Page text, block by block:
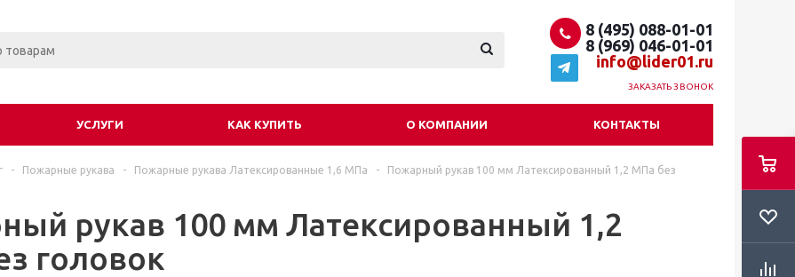
8 (495) 088-01-01
8 (969) 046-01-01
info@lider01.ru
ЗАКАЗАТЬ ЗВОНОК
УСЛУГИ КАК КУПИТЬ О КОМПАНИИ КОНТАКТЫ
- Пожарные рукава - Пожарные рукава Латексированные 1,6 МПа -
Пожарный рукав 100 мм Латексированный 1,2 МПа без
рукав 100 мм Латексированный 1,2
головок